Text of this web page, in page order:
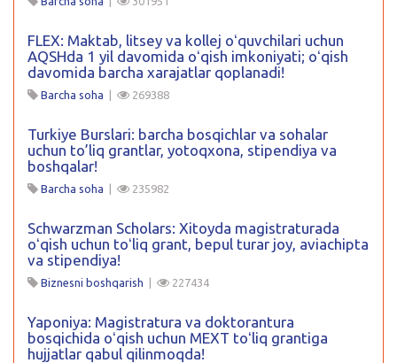
FLEX: Maktab, litsey va kollej oʻquvchilari uchun
AQSHda 1 yil davomida oʻqish imkoniyati; oʻqish
davomida barcha xarajatlar qoplanadi!
Barcha soha | 269388
Turkiye Burslari: barcha bosqichlar va sohalar
uchun to’liq grantlar, yotoqxona, stipendiya va
boshqalar!
Barcha soha | 235982
Schwarzman Scholars: Xitoyda magistraturada
oʻqish uchun toʻliq grant, bepul turar joy, aviachipta
va stipendiya!
Biznesni boshqarish | 227434
Yaponiya: Magistratura va doktorantura
bosqichida oʻqish uchun MEXT toʻliq grantiga
hujjatlar qabul qilinmoqda!